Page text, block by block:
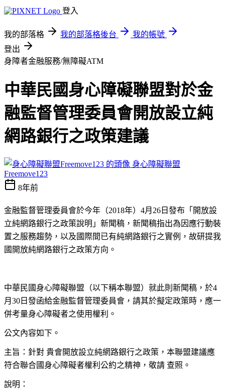
登入
我的部落格 我的部落格後台
我的帳號
登出
身障者金融服務/無障礙ATM
中華民國身心障礙聯盟對於金
融監督管理委員會開放設立純
網路銀行之政策建議
身心障礙聯盟
Freemove123
8年前
金融監督管理委員會於今年（2018年）4月26日發布「開放設
立純網路銀行之政策說明」新聞稿，新聞稿指出為因應行動裝
置之服務趨勢，以及國際間已有純網路銀行之實例，故研提我
國開放純網路銀行之政策方向。
中華民國身心障礙聯盟（以下稱本聯盟）就此則新聞稿，於4
月30日發函給金融監督管理委員會，請其於擬定政策時，應一
併考量身心障礙者之使用權利。
公文內容如下。
主旨：針對 貴會開放設立純網路銀行之政策，本聯盟建議應
符合聯合國身心障礙者權利公約之精神，敬請 查照。
說明：